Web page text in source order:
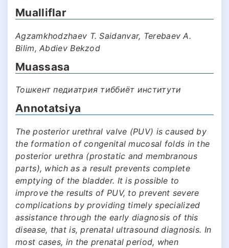
Mualliflar
Agzamkhodzhaev T. Saidanvar, Terebaev A.
Bilim, Abdiev Bekzod
Muassasa
Тошкент педиатрия тиббиёт институти
Annotatsiya
The posterior urethral valve (PUV) is caused by
the formation of congenital mucosal folds in the
posterior urethra (prostatic and membranous
parts), which as a result prevents complete
emptying of the bladder. It is possible to
improve the results of PUV, to prevent severe
complications by providing timely specialized
assistance through the early diagnosis of this
disease, that is, prenatal ultrasound diagnosis. In
most cases, in the prenatal period, when